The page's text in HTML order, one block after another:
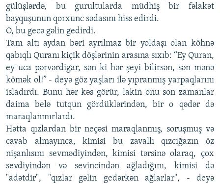
gülüşlərdə, bu gurultularda müdhiş bir fəlakət
bayquşunun qorxunc sədasını hiss edirdi.
O, bu gecə gəlin gedirdi.
Tam altı aydan bəri ayrılmaz bir yoldaşı olan köhnə
qabıqlı Quranı kiçik döşlərinin arasına sıxıb: “Ey Quran,
ey uca pərvərdigar, sən ki hər şeyi bilirsən, sən mənə
kömək ol!” - deyə göz yaşları ilə yıpranmış yarpaqlarını
isladırdı. Bunu hər kəs görür, lakin onu son zamanlar
daima belə tutqun gördüklərindən, bir o qədər də
maraqlanmırlardı.
Hətta qızlardan bir neçəsi maraqlanmış, soruşmuş və
cavab almayınca, kimisi bu zavallı qızcığazın öz
nişanlısını sevmədiyindən, kimisi tərsinə olaraq, çox
sevdiyindən və sevincindən ağladığını, kimisi də
"adətdir", "qızlar gəlin gedərkən ağlarlar", - deyə